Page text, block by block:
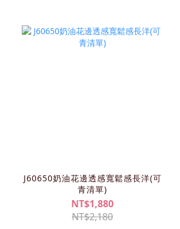
J60650奶油花邊透感寬鬆感長洋(可
青清單)
NT$1,880
NT$2,180